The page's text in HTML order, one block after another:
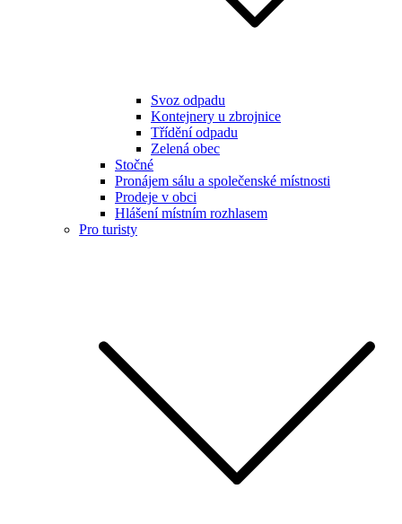
Svoz odpadu
Kontejnery u zbrojnice
Třídění odpadu
Zelená obec
Stočné
Pronájem sálu a společenské místnosti
Prodeje v obci
Hlášení místním rozhlasem
Pro turisty